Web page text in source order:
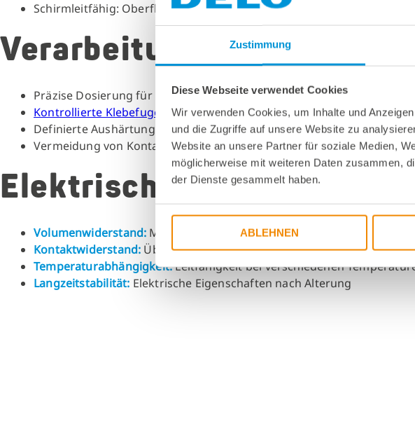
Zustimmung
Diese Webseite verwendet Cookies
Wir verwenden Cookies, um Inhalte und
und die Zugriffe auf unsere Website zu
Website an unsere Partner für soziale Medien,
möglicherweise mit weiteren Daten zusammen,
der Dienste gesammelt haben.
ABLEHNEN
Schirmleitfähig: Oberflächenleitfähigkeit für EMV-Schutz
Verarbeitungshinweise
Präzise Dosierung für reproduzierbare Leitfähigkeit
Kontrollierte Klebefuge
für optimale Kontaktierung
Definierte Aushärtung
zur Leitfähigkeitsoptimierung
Vermeidung von Kontamination derKlebeflächen
Elektrische Prüfungen
Volumenwiderstand: Messung der spezifischen Leitfähigkeit
Kontaktwiderstand: Übergangswiderstand zu Substraten
Temperaturabhängigkeit:Leitfähigkeit bei verschiedenen
Langzeitstabilität: Elektrische Eigenschaften nach Alterung